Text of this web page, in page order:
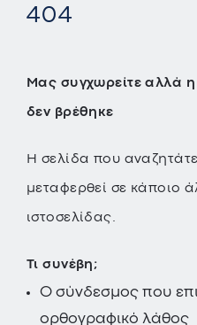
404
Μας συγχωρείτε αλλά
δεν βρέθηκε
Η σελίδα που
μεταφερθεί σε κάποιο
ιστοσελίδας.
Τι συνέβη;
O σύνδεσμος που
ορθογραφικό λάθος